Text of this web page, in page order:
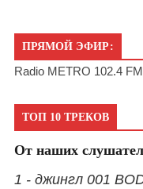
ПРЯМОЙ ЭФИР:
Radio METRO 102.4 FM
ТОП 10 ТРЕКОВ
От наших
1 - джингл 001